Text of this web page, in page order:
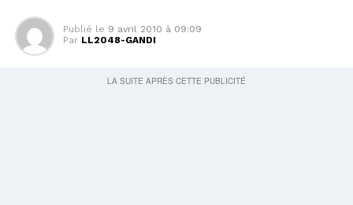
Publié le 9 avril 2010 à 09:09
Par LL2048-GANDI